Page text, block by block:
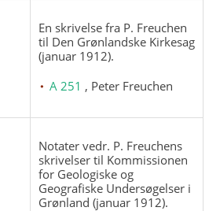
En skrivelse fra P. Freuchen
til Den Grønlandske Kirkesag
(januar 1912).
A 251 , Peter Freuchen
Notater vedr. P. Freuchens
skrivelser til Kommissionen
for Geologiske og
Geografiske Undersøgelser i
Grønland (januar 1912).